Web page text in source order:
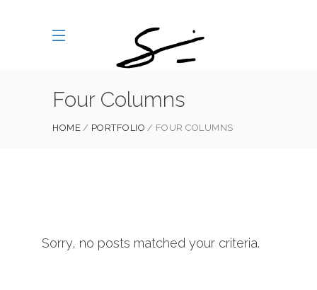
Four Columns
HOME PORTFOLIO FOUR COLUMNS
Sorry, no posts matched your criteria.